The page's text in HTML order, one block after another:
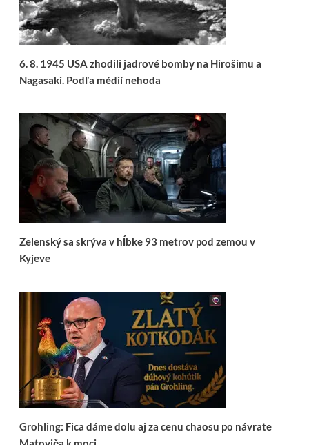
6. 8. 1945 USA zhodili jadrové bomby na Hirošimu a
Nagasaki. Podľa médií nehoda
Zelenský sa skrýva v hĺbke 93 metrov pod zemou v
Kyjeve
Grohling: Fica dáme dolu aj za cenu chaosu po návrate